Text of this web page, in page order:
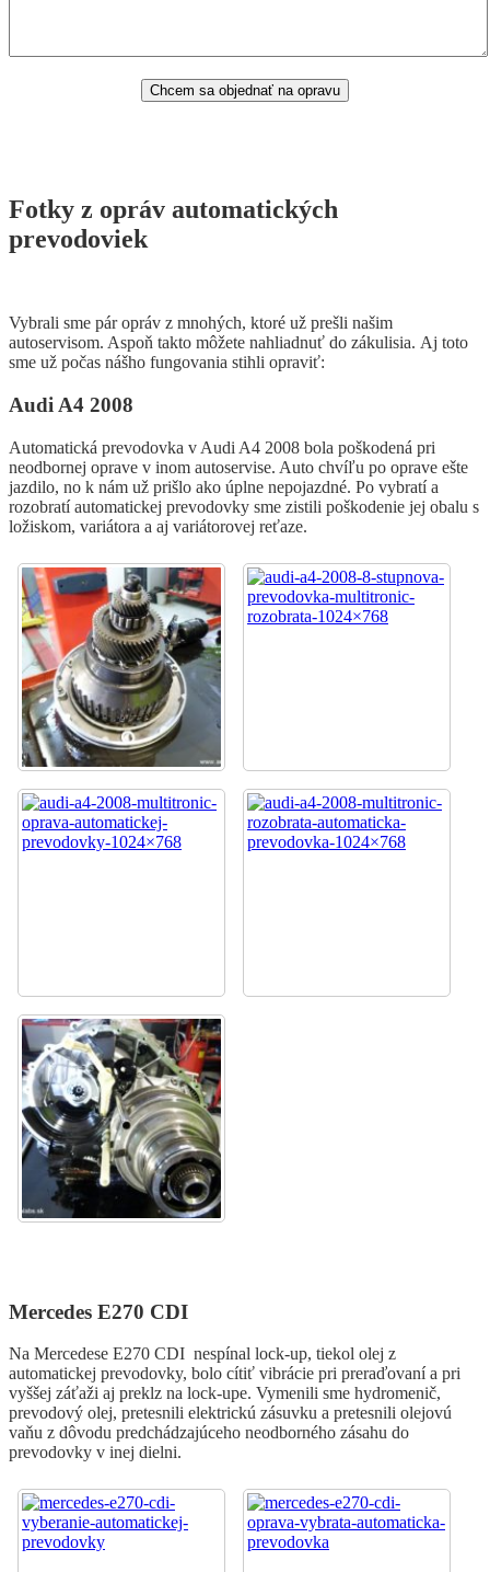
Fotky z opráv automatických
prevodoviek
Vybrali sme pár opráv z mnohých, ktoré už prešli našim
autoservisom. Aspoň takto môžete nahliadnuť do zákulisia. Aj toto
sme už počas nášho fungovania stihli opraviť:
Audi A4 2008
Automatická prevodovka v Audi A4 2008 bola poškodená pri
neodbornej oprave v inom autoservise. Auto chvíľu po oprave ešte
jazdilo, no k nám už prišlo ako úplne nepojazdné. Po vybratí a
rozobratí automatickej prevodovky sme zistili poškodenie jej obalu s
ložiskom, variátora a aj variátorovej reťaze.
Mercedes E270 CDI
Na Mercedese E270 CDI nespínal lock-up, tiekol olej z
automatickej prevodovky, bolo cítiť vibrácie pri preraďovaní a pri
vyššej záťaži aj preklz na lock-upe. Vymenili sme hydromenič,
prevodový olej, pretesnili elektrickú zásuvku a pretesnili olejovú
vaňu z dôvodu predchádzajúceho neodborného zásahu do
prevodovky v inej dielni.